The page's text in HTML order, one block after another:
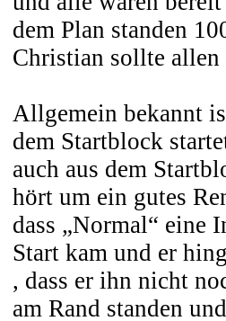
dem Plan standen
Christian sollte
Allgemein bekannt
dem Startblock
auch aus dem
hört um ein gutes
dass „Normal“ eine
Start kam und er
, dass er ihn nicht
am Rand standen